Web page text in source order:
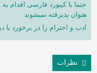
حتما با کیبورد فارسی اقدام
هنوان پذیرفته نمیشوند
ادب و احترام را در برخورد با
نظرات